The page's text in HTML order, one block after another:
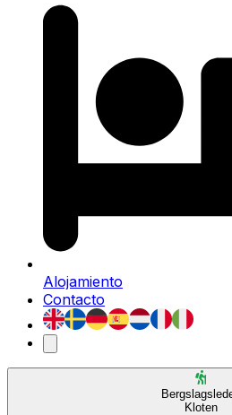
Alojamiento
Contacto
Kloten